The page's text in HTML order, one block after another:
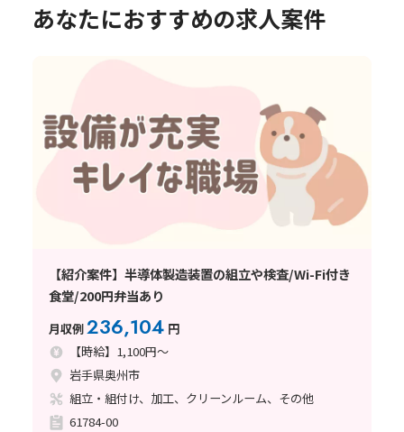
あなたにおすすめの求人案件
【紹介案件】半導体製造装置の組立や検査/Wi-Fi付き
食堂/200円弁当あり
月収例236,104 円
【時給】1,100円～
岩手県奥州市
組立・組付け、加工、クリーンルーム、その他
61784-00